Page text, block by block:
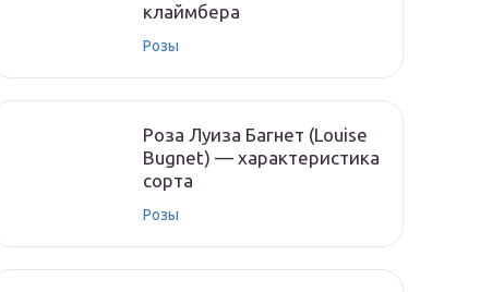
клаймбера
Розы
Роза Луиза Багнет (Louise
Bugnet) — характеристика
сорта
Розы